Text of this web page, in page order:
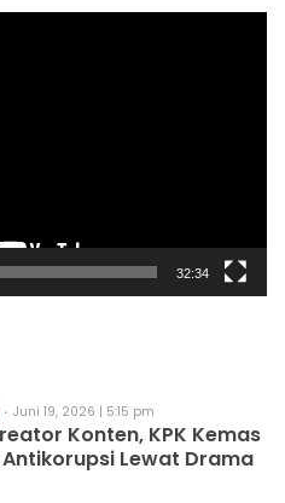
32:34
Juni 19, 2026 | 5:15 pm
Konten, KPK Kemas
Lewat Drama